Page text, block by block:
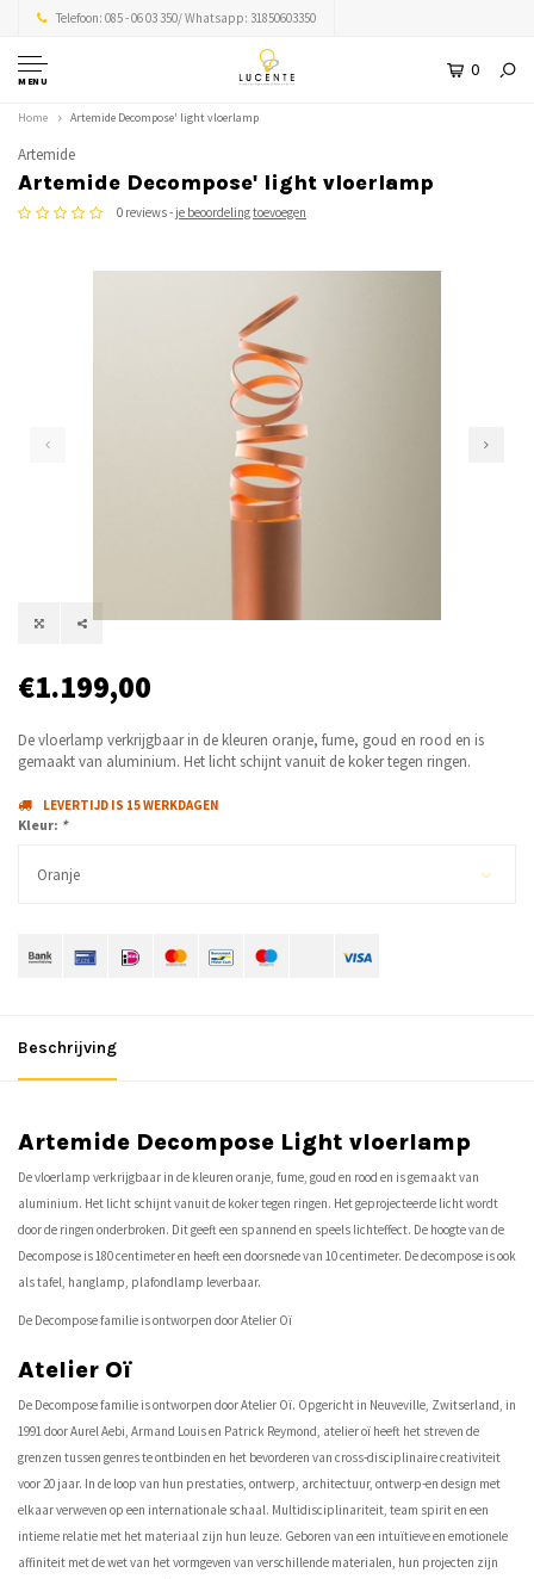
Telefoon: 085 - 06 03 350/ Whatsapp: 31850603350
MENU
0
Home Artemide Decompose' light vloerlamp
Artemide
Artemide Decompose' light vloerlamp
0 reviews - je beoordeling toevoegen
€1.199,00
De vloerlamp verkrijgbaar in de kleuren oranje, fume, goud en rood en is
gemaakt van aluminium. Het licht schijnt vanuit de koker tegen ringen.
LEVERTIJD IS 15 WERKDAGEN
Kleur: *
Oranje
Beschrijving
Artemide Decompose Light vloerlamp
De vloerlamp verkrijgbaar in de kleuren oranje, fume, goud en rood en is gemaakt van
aluminium. Het licht schijnt vanuit de koker tegen ringen. Het geprojecteerde licht wordt
door de ringen onderbroken. Dit geeft een spannend en speels lichteffect. De hoogte van de
Decompose is 180 centimeter en heeft een doorsnede van 10 centimeter. De decompose is ook
als tafel, hanglamp, plafondlamp leverbaar.
De Decompose familie is ontworpen door Atelier Oï
Atelier Oï
De Decompose familie is ontworpen door Atelier Oï. Opgericht in Neuveville, Zwitserland, in
1991 door Aurel Aebi, Armand Louis en Patrick Reymond, atelier oï heeft het streven de
grenzen tussen genres te ontbinden en het bevorderen van cross-disciplinaire creativiteit
voor 20 jaar. In de loop van hun prestaties, ontwerp, architectuur, ontwerp-en design met
elkaar verweven op een internationale schaal. Multidisciplinariteit, team spirit en een
intieme relatie met het materiaal zijn hun leuze. Geboren van een intuïtieve en emotionele
affiniteit met de wet van het vormgeven van verschillende materialen, hun projecten zijn